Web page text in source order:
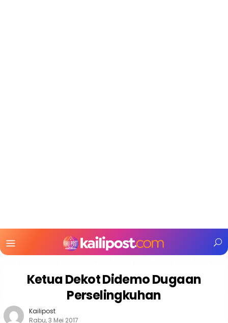
Mobile
Ketua Dekot Didemo Dugaan
Perselingkuhan
Kailipost
Rabu, 3 Mei 2017